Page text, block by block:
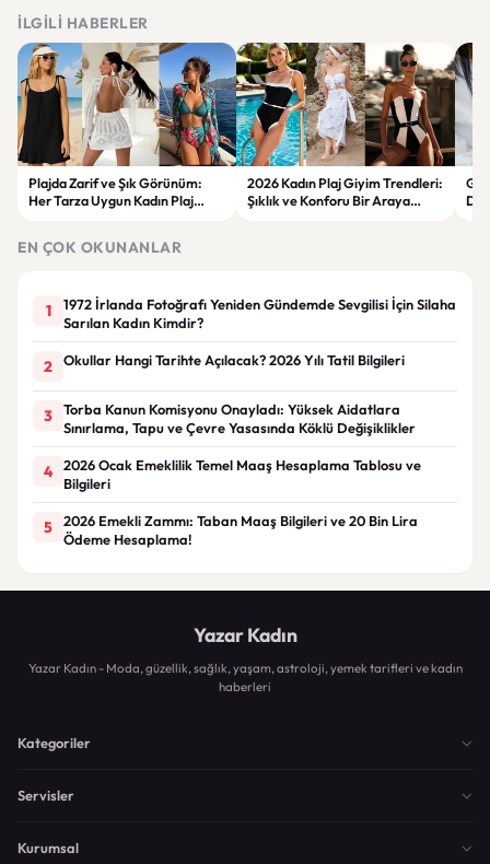
İLGILI HABERLER
Plajda Zarif ve Şık Görünüm:
Her Tarza Uygun Kadın Plaj
2026 Kadın Plaj Giyim Trendleri:
Şıklık ve Konforu Bir Araya
EN ÇOK OKUNANLAR
1
1972 İrlanda Fotoğrafı Yeniden Gündemde Sevgilisi İçin Silaha
Sarılan Kadın Kimdir?
2 Okullar Hangi Tarihte Açılacak? 2026 Yılı Tatil Bilgileri
3
Torba Kanun Komisyonu Onayladı: Yüksek Aidatlara
Sınırlama, Tapu ve Çevre Yasasında Köklü Değişiklikler
4
2026 Ocak Emeklilik Temel Maaş Hesaplama Tablosu ve
Bilgileri
5
2026 Emekli Zammı: Taban Maaş Bilgileri ve 20 Bin Lira
Ödeme Hesaplama!
Yazar Kadın
Yazar Kadın - Moda, güzellik, sağlık, yaşam, astroloji, yemek tarifleri ve kadın
haberleri
Kategoriler
Servisler
Kurumsal